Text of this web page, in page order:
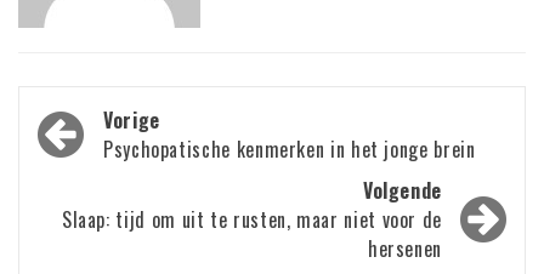
Bericht
navigatie
Vorige
Psychopatische kenmerken in het jonge brein
Volgende
Slaap: tijd om uit te rusten, maar niet voor de
hersenen